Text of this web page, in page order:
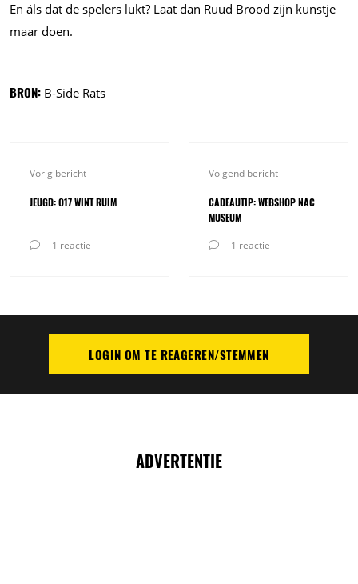
En áls dat de spelers lukt? Laat dan Ruud Brood zijn kunstje
maar doen.
BRON: B-Side Rats
Vorig bericht
JEUGD: O17 WINT RUIM
1 reactie
Volgend bericht
CADEAUTIP: WEBSHOP NAC
MUSEUM
1 reactie
PLAATS REACTIELOGIN OM TE REAGEREN/STEMMEN
ADVERTENTIE